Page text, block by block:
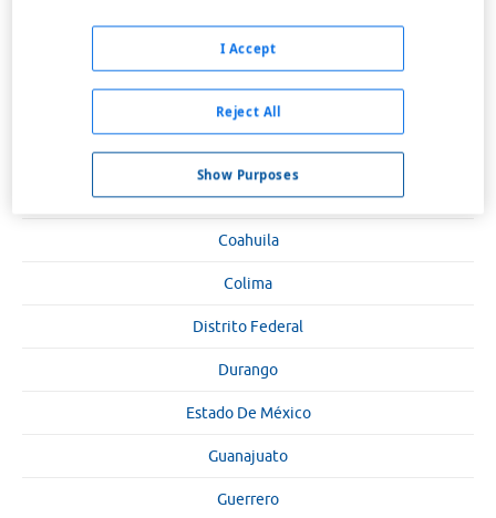
Baja California
Baja California Sur
Campeche
Chiapas
Chihuahua
Coahuila
Colima
Distrito Federal
Durango
Estado De México
Guanajuato
Guerrero
Show Purposes
Reject All
I Accept